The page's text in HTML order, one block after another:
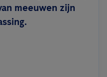
meeuwen zijn